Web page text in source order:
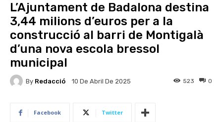
L’Ajuntament de Badalona destina
3,44 milions d’euros per a la
construcció al barri de Montigalà
d’una nova escola bressol
municipal
By Redacció 10 De Abril De 2025 0
523
Facebook Twitter